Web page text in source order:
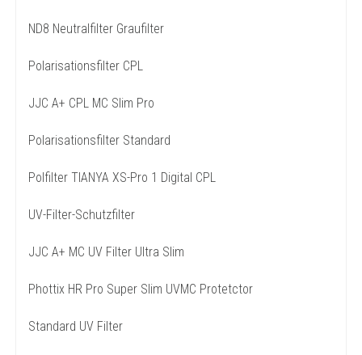
ND8 Neutralfilter Graufilter
Polarisationsfilter CPL
JJC A+ CPL MC Slim Pro
Polarisationsfilter Standard
Polfilter TIANYA XS-Pro 1 Digital CPL
UV-Filter-Schutzfilter
JJC A+ MC UV Filter Ultra Slim
Phottix HR Pro Super Slim UVMC Protetctor
Standard UV Filter